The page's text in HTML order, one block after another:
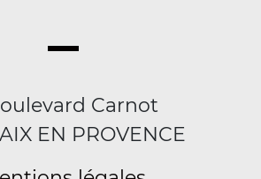
Carnot
EN PROVENCE